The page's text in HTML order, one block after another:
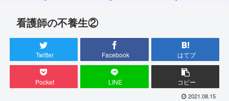
看護師の不養生②
Twitter Facebook はてブ
Pocket LINE コピー
2021.08.15